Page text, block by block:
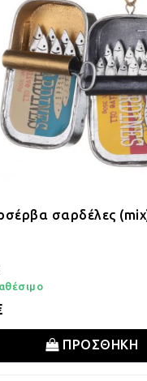
σαρδέλες
ΠΡΟΣΘΗΚΗ